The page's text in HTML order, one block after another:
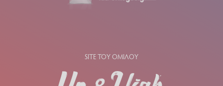
SITE ΤΟΥ ΟΜΙΛΟΥ